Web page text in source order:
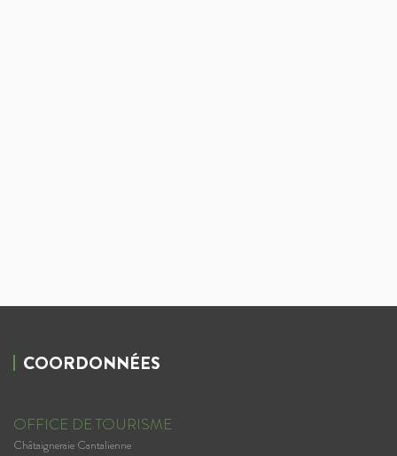
COORDONNÉES
OFFICE DE TOURISME
Châtaigneraie Cantalienne